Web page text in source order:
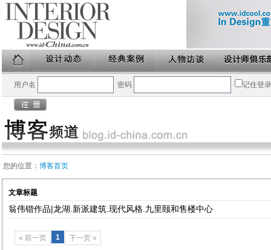
用户名 密码 记住登
您的位置： 博客首页
文章标题
翁伟锴作品|龙湖.新派建筑.现代风格.九里颐和售楼中心
« 前一页 1 下一页 »